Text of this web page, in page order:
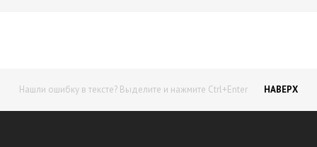
Нашли ошибку в тексте? Выделите и нажмите Ctrl+Enter НАВЕРХ